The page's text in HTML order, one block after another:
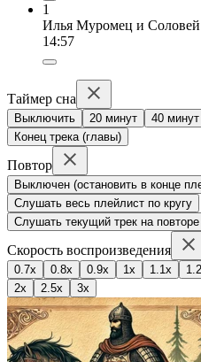
1
Илья Муромец и Соловей
14:57
Таймер сна
Выключить 20 минут 40 минут
Конец трека (главы)
Повтор
Выключен (остановить в конце
Слушать весь плейлист по кругу
Слушать текущий трек на повторе
Скорость воспроизведения
0.7x 0.8x 0.9x 1x 1.1x
2x
2.5x 3x